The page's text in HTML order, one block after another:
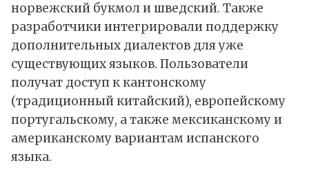
норвежский букмол и шведский. Также
разработчики интегрировали поддержку
дополнительных диалектов для уже
существующих языков. Пользователи
получат доступ к кантонскому
(традиционный китайский), европейскому
португальскому, а также мексиканскому и
американскому вариантам испанского
языка.